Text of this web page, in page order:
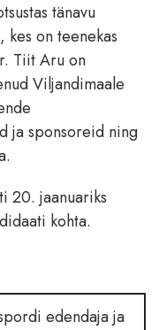
tänavu
on teenekas
Tiit Aru on
Viljandimaale
ja sponsoreid ning
20. jaanuariks
kohta.
edendaja ja